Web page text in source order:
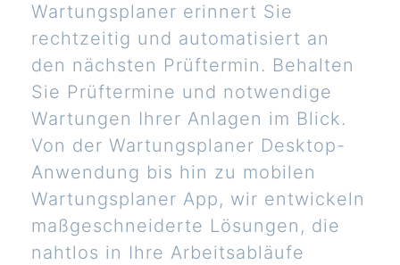
Wartungsplaner erinnert Sie
rechtzeitig und automatisiert an
den nächsten Prüftermin. Behalten
Sie Prüftermine und notwendige
Wartungen Ihrer Anlagen im Blick.
Von der Wartungsplaner Desktop-
Anwendung bis hin zu mobilen
Wartungsplaner App, wir entwickeln
maßgeschneiderte Lösungen, die
nahtlos in Ihre Arbeitsabläufe